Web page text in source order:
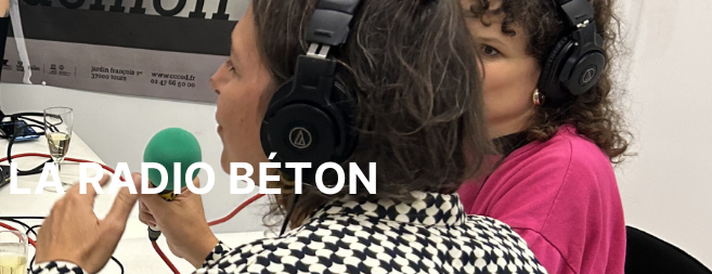
RADIO BÉTON